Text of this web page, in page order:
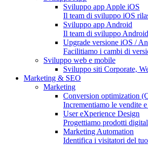
Sviluppo app Apple iOS
Il team di sviluppo iOS
Sviluppo app Android
Il team di sviluppo
Upgrade versione iOS /
Facilitiamo i cambi di
Sviluppo web e mobile
Sviluppo siti Corporate,
Marketing & SEO
Marketing
Conversion optimization
Incrementiamo le vendite
User eXperience Design
Progettiamo prodotti
Marketing Automation
Identifica i visitatori del